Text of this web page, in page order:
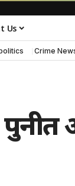
Us
Crime